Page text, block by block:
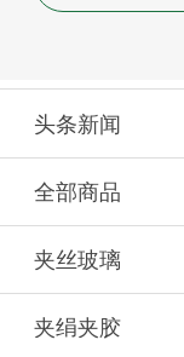
头条新闻
全部商品
夹丝玻璃
夹绢夹胶